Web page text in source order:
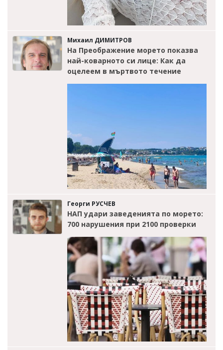
Михаил ДИМИТРОВ
На Преображение морето показва
най-коварното си лице: Как да
оцелеем в мъртвото течение
Георги РУСЧЕВ
НАП удари заведенията по морето:
700 нарушения при 2100 проверки